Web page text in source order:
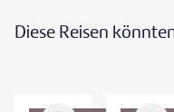
Diese Reisen